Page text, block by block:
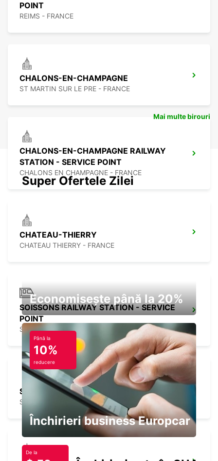
POINT
REIMS - FRANCE
CHALONS-EN-CHAMPAGNE
ST MARTIN SUR LE PRE - FRANCE
CHALONS-EN-CHAMPAGNE RAILWAY
STATION - SERVICE POINT
CHALONS EN CHAMPAGNE - FRANCE
CHATEAU-THIERRY
CHATEAU THIERRY - FRANCE
SOISSONS RAILWAY STATION - SERVICE
POINT
SOISSONS - FRANCE
SOISSONS
SOISSONS - FRANCE
Mai multe birouri
Super Ofertele Zilei
Economisește până la 20%
Până la
10%
reducere
Închirieri business Europcar
De la